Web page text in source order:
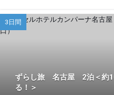
3日間
ずらし旅 名古屋 2泊＜約
る！＞